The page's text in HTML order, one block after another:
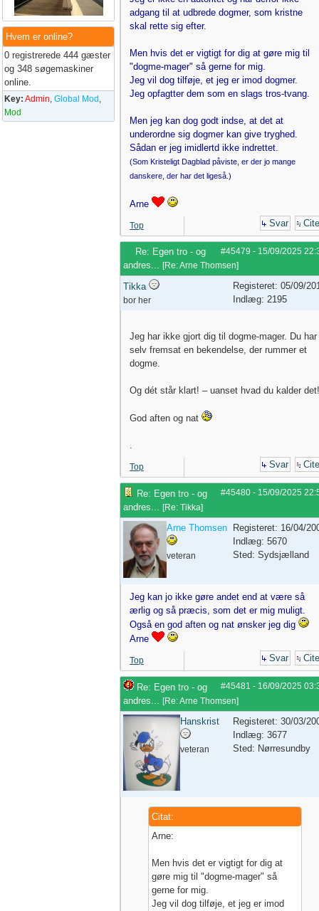
Hvem er online?
0 registrerede 444 gæster
og 348 søgemaskiner
online.
Key: Admin, Global Mod ,
Mod
adgang til at udbrede dogmer, som kristne
skal rette sig efter.
Men hvis det er vigtigt for dig at gøre mig til
"dogme-mager" så gerne for mig.
Jeg vil dog tilføje, et jeg er imod dogmer.
Jeg opfagtter dem som en slags tros-tvang.
Men jeg kan dog godt indse, at det at
underordne sig dogmer kan give tryghed.
Sådan er jeg imidlertd ikke indrettet.
(Som Kristeligt Dagblad påviste, er der jo mange
danskere, der har det ligeså.)
Arne
Top Svar
#45479 - 15/09/2025
Re: Egen tro - og
andres... [Re: Arne Thomsen]
Tikka
bor her
Registeret: 05/09/
Indlæg: 2195
Jeg har ikke gjort dig til dogme-mager. Du har
selv fremsat en bekendelse, der rummer et
dogme.
Og dét står klart! – uanset hvad du kalder det!
God aften og nat
.
Top Svar
#45480 - 15/09/2025
Re: Egen tro - og
andres... [Re: Tikka]
Arne Thomsen
veteran
Registeret: 16/04/
Indlæg: 5670
Sted: Sydsjælland
Jeg kan jo ikke gøre andet end at være så
ærlig og så præcis, som det er mig muligt.
Også en god aften og nat ønsker jeg dig
Arne
Top Svar
#45481 - 16/09/2025
Re: Egen tro - og
andres... [Re: Arne Thomsen]
Hanskrist
veteran
Registeret: 30/03/
Indlæg: 3677
Sted: Nørresundby
Citat:
Arne:
Men hvis det er vigtigt for dig at
gøre mig til "dogme-mager" så
gerne for mig.
Jeg vil dog tilføje, et jeg er imod